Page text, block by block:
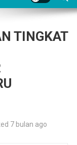
TINGKAT
7 bulan ago